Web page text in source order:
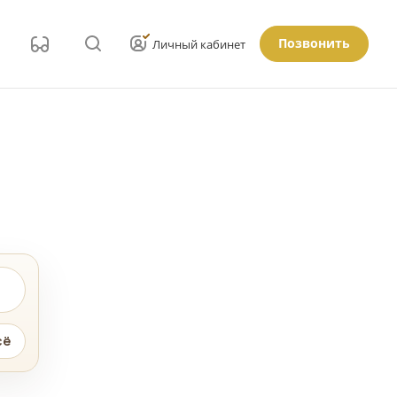
Личный кабинет Позвонить